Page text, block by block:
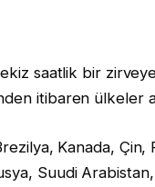
saatlik bir
itibaren ülkeler
Kanada,
Suudi